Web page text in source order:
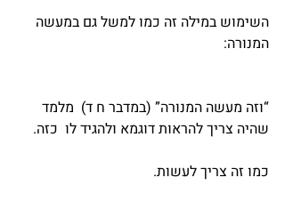
השימוש במילה זה כמו למשל גם במעשה
המנורה:
“וזה מעשה המנורה” (במדבר ח ד)  מלמד
שהיה צריך להראות דוגמא ולהגיד לו  כזה.
כמו זה צריך לעשות.